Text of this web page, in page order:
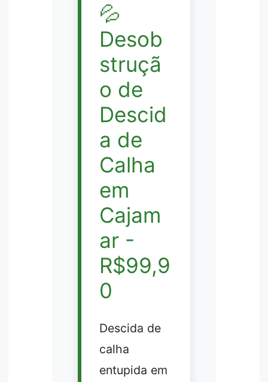
💦
Desob
struçã
o de
Descid
a de
Calha
em
Cajam
ar -
R$99,9
0
Descida de
calha
entupida em